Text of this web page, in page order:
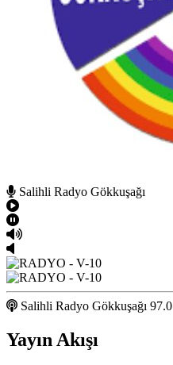
Salihli Radyo Gökkuşağı
Salihli Radyo Gökkuşağı 97.0
Yayın Akışı